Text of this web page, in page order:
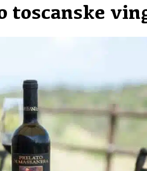
toscanske